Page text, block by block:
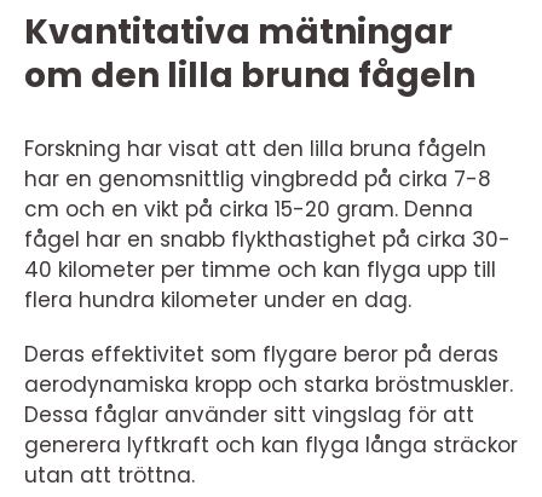
Kvantitativa mätningar
om den lilla bruna fågeln
Forskning har visat att den lilla bruna fågeln
har en genomsnittlig vingbredd på cirka 7-8
cm och en vikt på cirka 15-20 gram. Denna
fågel har en snabb flykthastighet på cirka 30-
40 kilometer per timme och kan flyga upp till
flera hundra kilometer under en dag.
Deras effektivitet som flygare beror på deras
aerodynamiska kropp och starka bröstmuskler.
Dessa fåglar använder sitt vingslag för att
generera lyftkraft och kan flyga långa sträckor
utan att tröttna.